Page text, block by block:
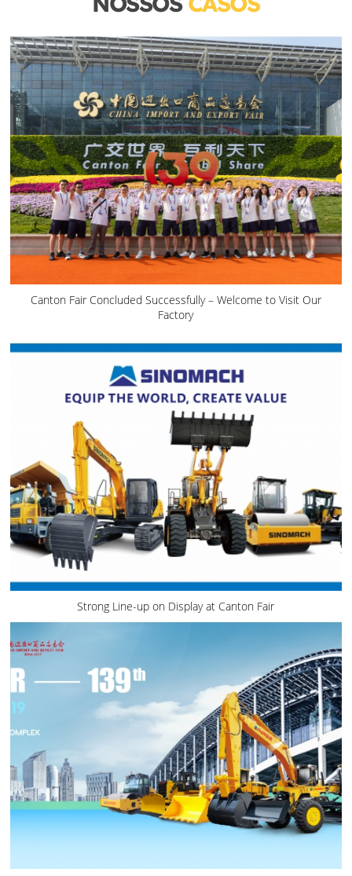
Canton Fair Concluded Successfully – Welcome to Visit Our
Factory
Strong Line-up on Display at Canton Fair